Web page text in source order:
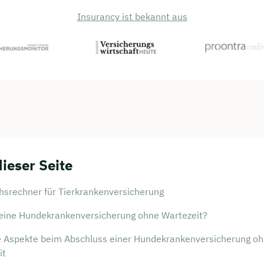
Insurancy ist bekannt aus
Seite
für Tierkrankenversicherung
Hundekrankenversicherung ohne Wartezeit?
Aspekte beim Abschluss einer Hundekrankenversicherung
🤝
dich Montag bis Freitag von 8 bis 18 Uhr
30 Minuten